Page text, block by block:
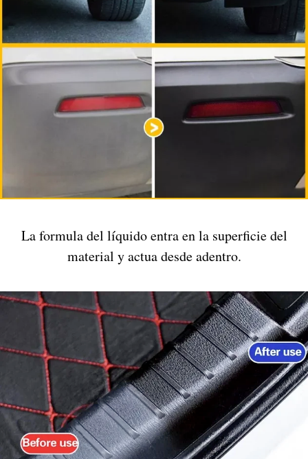
La formula del líquido entra en la superficie del
material y actua desde adentro.